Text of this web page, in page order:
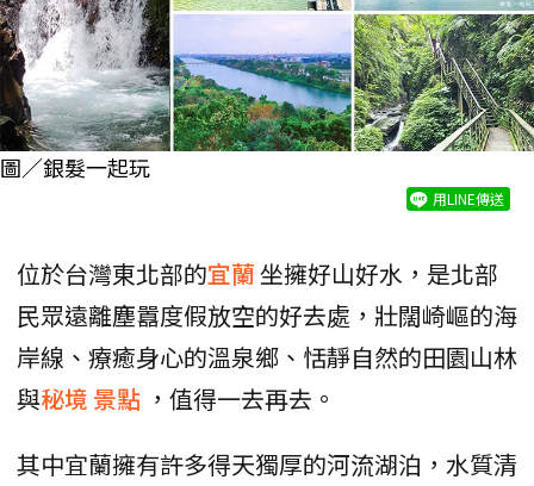
圖／銀髮一起玩
用LINE傳送
位於台灣東北部的宜蘭坐擁好山好水，是北部
民眾遠離塵囂度假放空的好去處，壯闊崎嶇的海
岸線、療癒身心的溫泉鄉、恬靜自然的田園山林
與秘境 景點 ，值得一去再去。
其中宜蘭擁有許多得天獨厚的河流湖泊，水質清